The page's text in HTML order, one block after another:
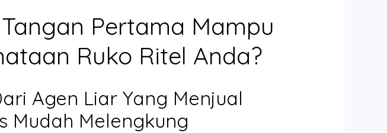
Pertama Mampu
Ruko Ritel Anda?
Agen Liar Yang Menjual
Mudah Melengkung